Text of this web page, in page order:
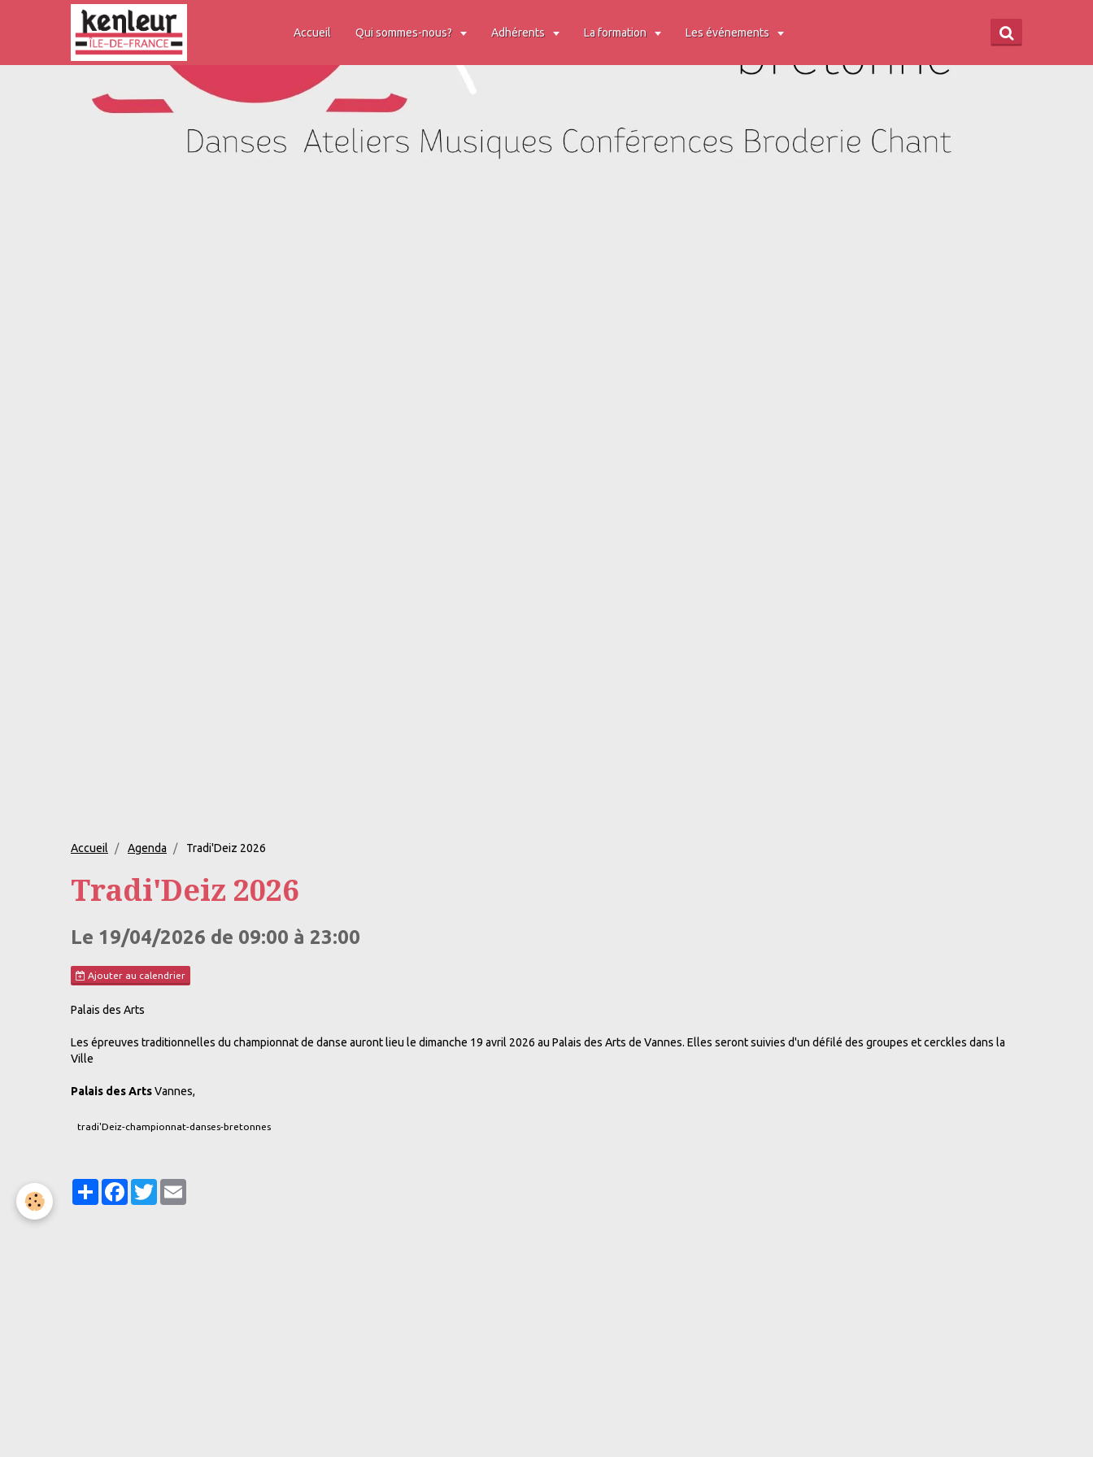
Accueil Qui sommes-nous? Adhérents La formation Les événements
Accueil Agenda Tradi'Deiz 2026
Tradi'Deiz 2026
Le 19/04/2026 de 09:00 à 23:00
Ajouter au calendrier
Palais des Arts
Les épreuves traditionnelles du championnat de danse auront lieu le dimanche 19 avril 2026 au Palais des Arts de Vannes. Elles seront suivies d'un défilé des groupes et cerckles dans la
Ville
Palais des ArtsVannes,
tradi'Deiz-championnat-danses-bretonnes
PartagerFacebook
Twitter